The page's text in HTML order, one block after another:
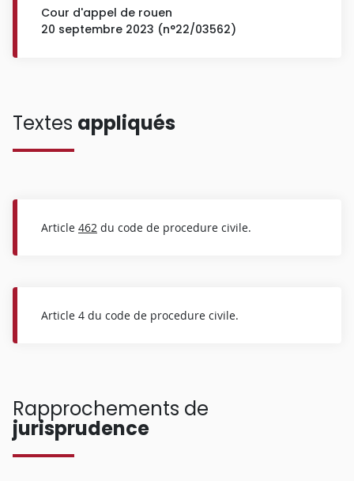
Cour d'appel de rouen
20 septembre 2023 (n°22/03562)
Textes appliqués
Article 462 du code de procedure civile.
Article 4 du code de procedure civile.
Rapprochements de
jurisprudence